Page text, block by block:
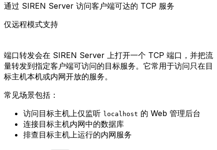
通过 SIREN Server 访问客户端可达的 TCP 服务
仅远程模式支持
端口转发会在 SIREN Server 上打开一个 TCP 端口，并把流
量转发到指定客户端可访问的目标服务。它常用于访问只在目
标主机本机或内网开放的服务。
常见场景包括：
访问目标主机上仅监听 localhost 的 Web 管理后台
连接目标主机内网中的数据库
排查目标主机上运行的内网服务